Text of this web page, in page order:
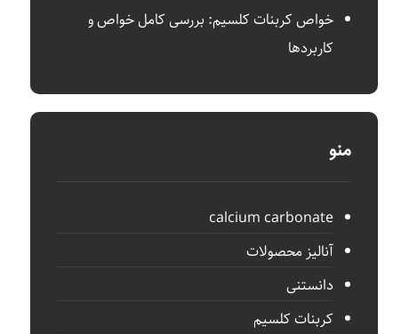
خواص کربنات کلسیم: بررسی کامل خواص و
کاربردها
منو
calcium carbonate
آنالیز محصولات
دانستنی
کربنات کلسیم